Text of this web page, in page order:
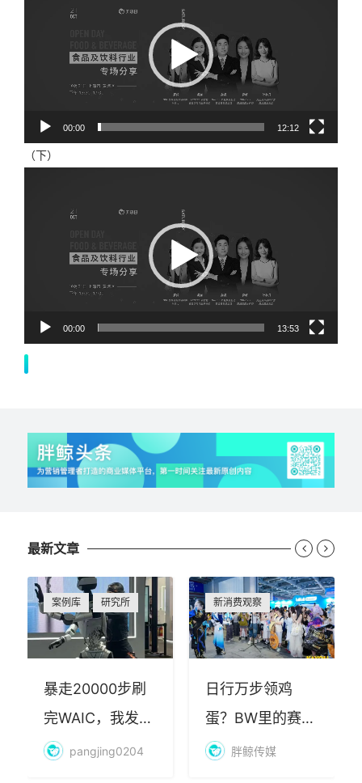
00:00 12:12
（下）
00:00 13:53
最新文章
案例库 研究所
暴走20000步刷
完WAIC，我发现
AI最赚钱的不是
pangjing0204
新消费观察
日行万步领鸡
蛋？BW里的赛博
朝圣，藏着品牌
胖鲸传媒
 